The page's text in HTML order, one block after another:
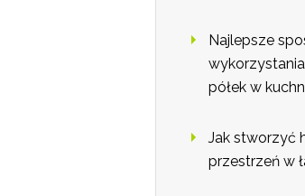
Najlepsze
półek w
Jak stworzyć
przestrzeń w